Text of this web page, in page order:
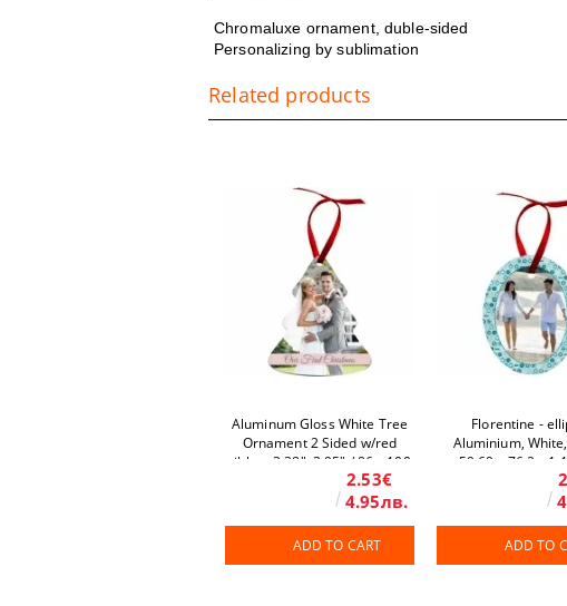
Chromaluxe ornament, duble-sided
Personalizing by sublimation
Related products
Aluminum Gloss White Tree
Ornament 2 Sided w/red
ribbon 3.38"x3.95" / 86 x 100
mm 50 pcs/box2.53€
4.95лв.
ADD TO CART
Florentine -
Aluminium,
59.69 x 76.2 x
ADD TO